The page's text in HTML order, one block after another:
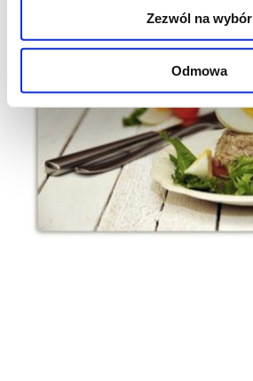
Zezwól na wybór
Odmowa